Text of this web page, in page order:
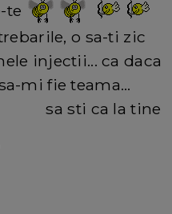
te
o sa-ti zic
injectii... ca daca
mi fie teama...
sa sti ca la tine